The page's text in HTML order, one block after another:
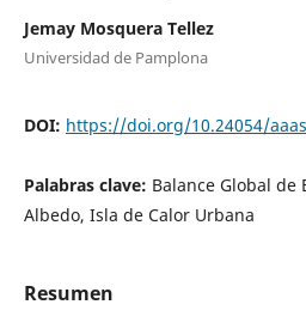
Jemay Mosquera Tellez
Universidad de Pamplona
DOI: https://doi.org/10.24054/
Palabras clave: Balance Global de
Albedo, Isla de Calor Urbana
Resumen